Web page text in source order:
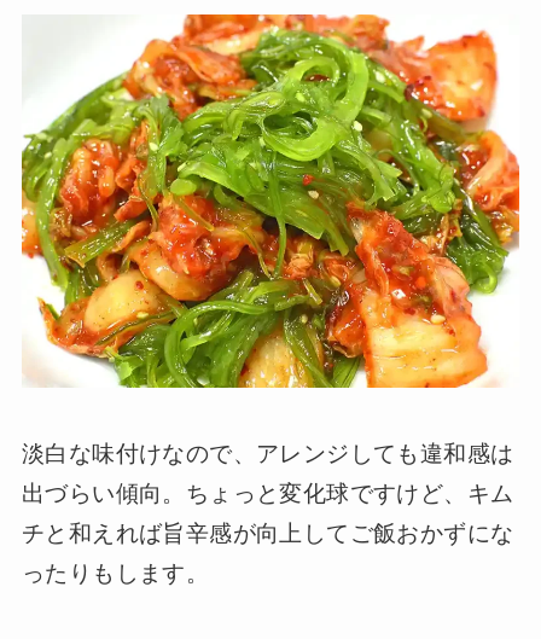
淡白な味付けなので、アレンジしても違和感は
出づらい傾向。ちょっと変化球ですけど、キム
チと和えれば旨辛感が向上してご飯おかずにな
ったりもします。